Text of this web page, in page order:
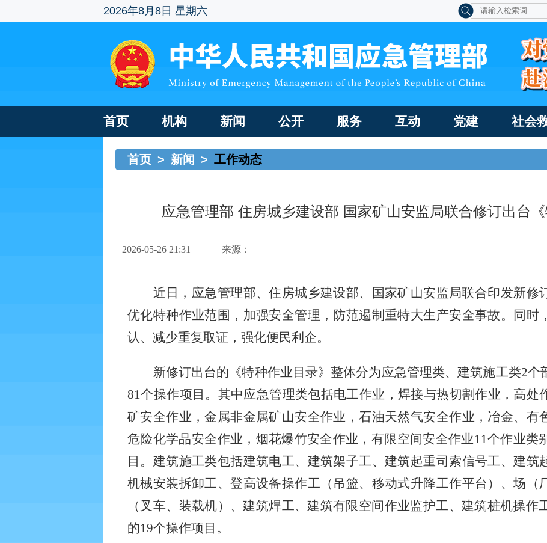
2026年8月8日 星期六
首页 机构 新闻 公开 服务 互动 党建 社会
首页 > 新闻 > 工作动态
应急管理部 住房城乡建设部 国家矿山安监局联合修订出台《
2026-05-26 21:31 来源：
近日，应急管理部、住房城乡建设部、国家矿山安监局联合印发新修
优化特种作业范围，加强安全管理，防范遏制重特大生产安全事故。同时
认、减少重复取证，强化便民利企。
新修订出台的《特种作业目录》整体分为应急管理类、建筑施工类2个
81个操作项目。其中应急管理类包括电工作业，焊接与热切割作业，高处
矿安全作业，金属非金属矿山安全作业，石油天然气安全作业，冶金、有
危险化学品安全作业，烟花爆竹安全作业，有限空间安全作业11个作业类
目。建筑施工类包括建筑电工、建筑架子工、建筑起重司索信号工、建筑
机械安装拆卸工、登高设备操作工（吊篮、移动式升降工作平台）、场（
（叉车、装载机）、建筑焊工、建筑有限空间作业监护工、建筑桩机操作
的19个操作项目。